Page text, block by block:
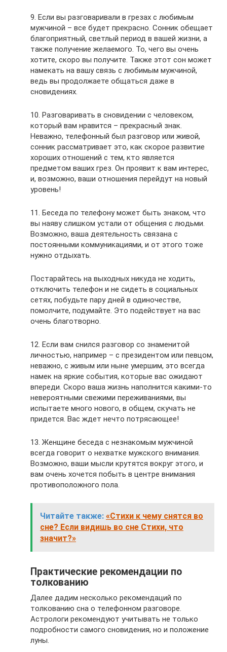
9. Если вы разговаривали в грезах с любимым
мужчиной – все будет прекрасно. Сонник обещает
благоприятный, светлый период в вашей жизни, а
также получение желаемого. То, чего вы очень
хотите, скоро вы получите. Также этот сон может
намекать на вашу связь с любимым мужчиной,
ведь вы продолжаете общаться даже в
сновидениях.
10. Разговаривать в сновидении с человеком,
который вам нравится – прекрасный знак.
Неважно, телефонный был разговор или живой,
сонник рассматривает это, как скорое развитие
хороших отношений с тем, кто является
предметом ваших грез. Он проявит к вам интерес,
и, возможно, ваши отношения перейдут на новый
уровень!
11. Беседа по телефону может быть знаком, что
вы наяву слишком устали от общения с людьми.
Возможно, ваша деятельность связана с
постоянными коммуникациями, и от этого тоже
нужно отдыхать.
Постарайтесь на выходных никуда не ходить,
отключить телефон и не сидеть в социальных
сетях, побудьте пару дней в одиночестве,
помолчите, подумайте. Это подействует на вас
очень благотворно.
12. Если вам снился разговор со знаменитой
личностью, например – с президентом или певцом,
неважно, с живым или ныне умершим, это всегда
намек на яркие события, которые вас ожидают
впереди. Скоро ваша жизнь наполнится какими-то
невероятными свежими переживаниями, вы
испытаете много нового, в общем, скучать не
придется. Вас ждет нечто потрясающее!
13. Женщине беседа с незнакомым мужчиной
всегда говорит о нехватке мужского внимания.
Возможно, ваши мысли крутятся вокруг этого, и
вам очень хочется побыть в центре внимания
противоположного пола.
Читайте также: «Стихи к чему снятся во
сне? Если видишь во сне Стихи, что
значит?»
Практические рекомендации по
толкованию
Далее дадим несколько рекомендаций по
толкованию сна о телефонном разговоре.
Астрологи рекомендуют учитывать не только
подробности самого сновидения, но и положение
луны.